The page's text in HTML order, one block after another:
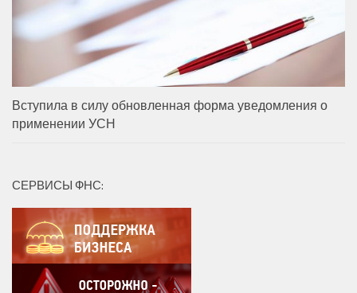
Вступила в силу обновленная форма уведомления о
применении УСН
СЕРВИСЫ ФНС: